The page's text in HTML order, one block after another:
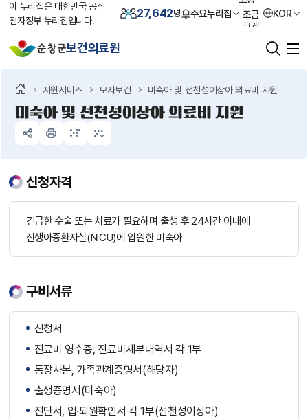
이 누리집은 대한민국 공식
전자정부 누리집입니다.
27,642명 주요누리집
조금
크게
KOR
보건의료원
지원서비스 모자보건 미숙아 및 선천성이상아 의료비 지원
미숙아 및 선천성이상아 의료비 지원
신청자격
긴급한 수술 또는 치료가 필요하며 출생 후 24시간 이내에
신생아중환자실(NICU)에 입원한 미숙아
구비서류
신청서
진료비 영수증, 진료비세부내역서 각 1부
통장사본, 가족관계증명서(해당자)
출생증명서(미숙아)
진단서, 입·퇴원확인서 각 1부(선천성이상아)